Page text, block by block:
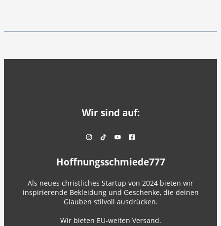
Wir sind auf:
Hoffnungsschmiede777
Als neues christliches Startup von 2024 bieten wir
inspirierende Bekleidung und Geschenke, die deinen
Glauben stilvoll ausdrücken.
Wir bieten EU-weiten Versand.